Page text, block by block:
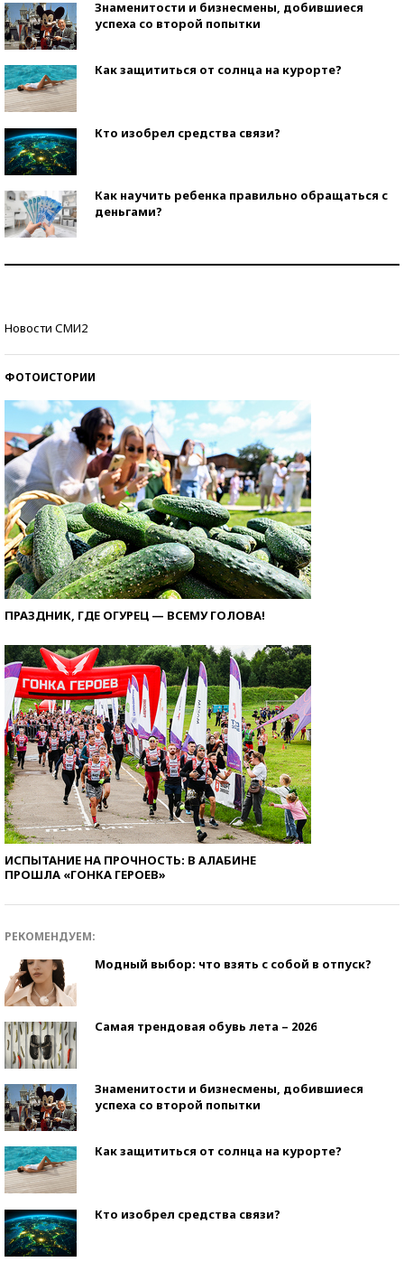
Знаменитости и бизнесмены, добившиеся
успеха со второй попытки
Как защититься от солнца на курорте?
Кто изобрел средства связи?
Как научить ребенка правильно обращаться с
деньгами?
Новости СМИ2
ФОТОИСТОРИИ
ПРАЗДНИК, ГДЕ ОГУРЕЦ — ВСЕМУ ГОЛОВА!
ИСПЫТАНИЕ НА ПРОЧНОСТЬ: В АЛАБИНЕ
ПРОШЛА «ГОНКА ГЕРОЕВ»
РЕКОМЕНДУЕМ:
Модный выбор: что взять с собой в отпуск?
Самая трендовая обувь лета – 2026
Знаменитости и бизнесмены, добившиеся
успеха со второй попытки
Как защититься от солнца на курорте?
Кто изобрел средства связи?